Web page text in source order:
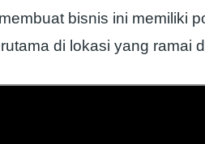
bisnis ini memiliki
di lokasi yang ramai